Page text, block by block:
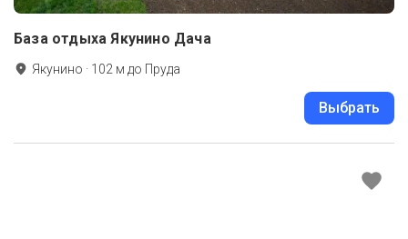
База отдыха Якунино Дача
Якунино · 102 м до Пруда
Выбрать